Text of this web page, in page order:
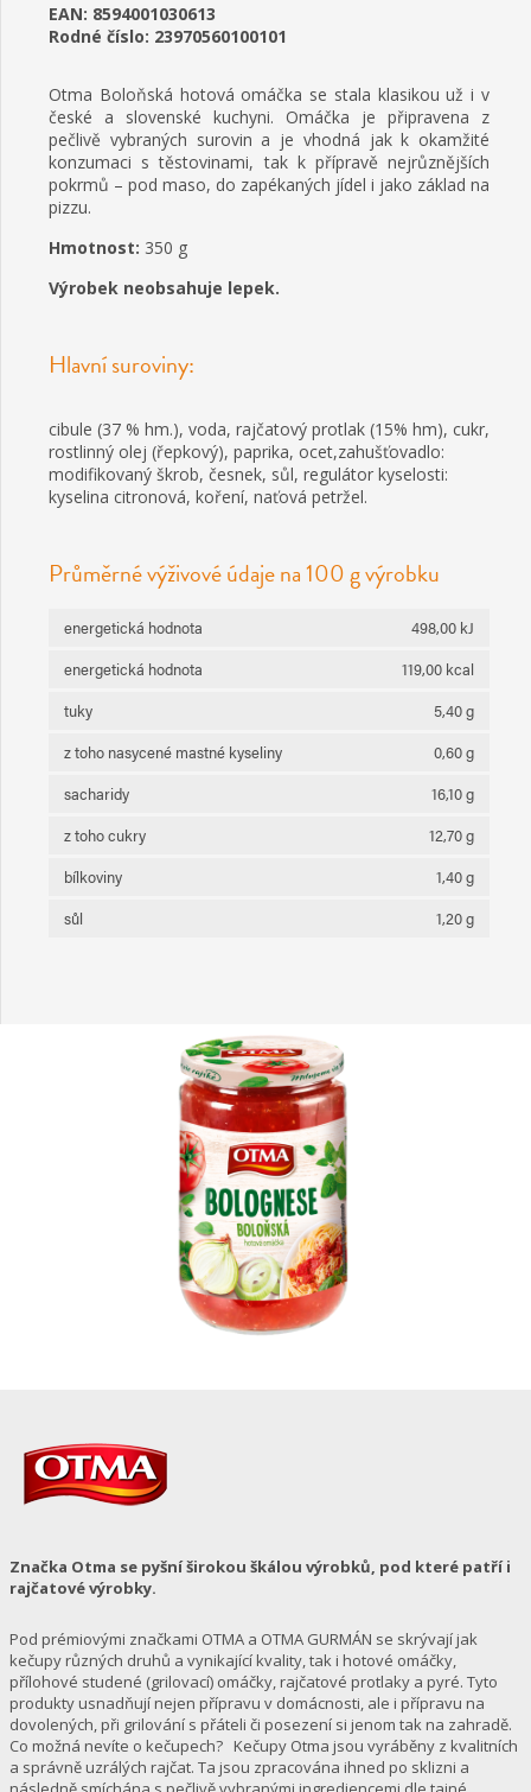
EAN: 8594001030613
Rodné číslo: 23970560100101
Otma Boloňská hotová omáčka se stala klasikou už i v
české a slovenské kuchyni. Omáčka je připravena z
pečlivě vybraných surovin a je vhodná jak k okamžité
konzumaci s těstovinami, tak k přípravě nejrůznějších
pokrmů – pod maso, do zapékaných jídel i jako základ na
pizzu.
Hmotnost: 350 g
Výrobek neobsahuje lepek.
Hlavní suroviny:
cibule (37 % hm.), voda, rajčatový protlak (15% hm), cukr,
rostlinný olej (řepkový), paprika, ocet,zahušťovadlo:
modifikovaný škrob, česnek, sůl, regulátor kyselosti:
kyselina citronová, koření, naťová petržel.
Průměrné výživové údaje na 100 g výrobku
energetická hodnota
498,00 kJ
energetická hodnota
119,00 kcal
tuky
5,40 g
z toho nasycené mastné kyseliny
0,60 g
sacharidy
16,10 g
z toho cukry
12,70 g
bílkoviny
1,40 g
sůl
1,20 g
Značka Otma se pyšní širokou škálou výrobků, pod které patří i
rajčatové výrobky.
Pod prémiovými značkami OTMA a OTMA GURMÁN se skrývají jak
kečupy různých druhů a vynikající kvality, tak i hotové omáčky,
přílohové studené (grilovací) omáčky, rajčatové protlaky a pyré. Tyto
produkty usnadňují nejen přípravu v domácnosti, ale i přípravu na
dovolených, při grilování s přáteli či posezení si jenom tak na zahradě.
Co možná nevíte o kečupech? Kečupy Otma jsou vyráběny z kvalitních
a správně uzrálých rajčat. Ta jsou zpracována ihned po sklizni a